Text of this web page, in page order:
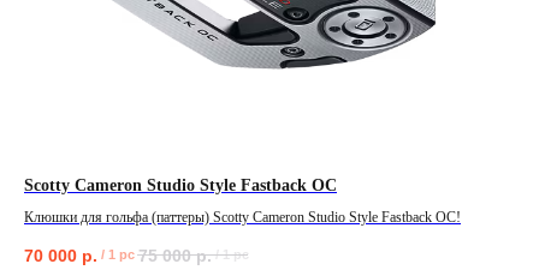
Scotty Cameron Studio Style Fastback OC
Клюшки для гольфа (паттеры) Scotty Cameron Studio Style Fastback OC!
70 000 р. / 1 pc 75 000 р. / 1 pc